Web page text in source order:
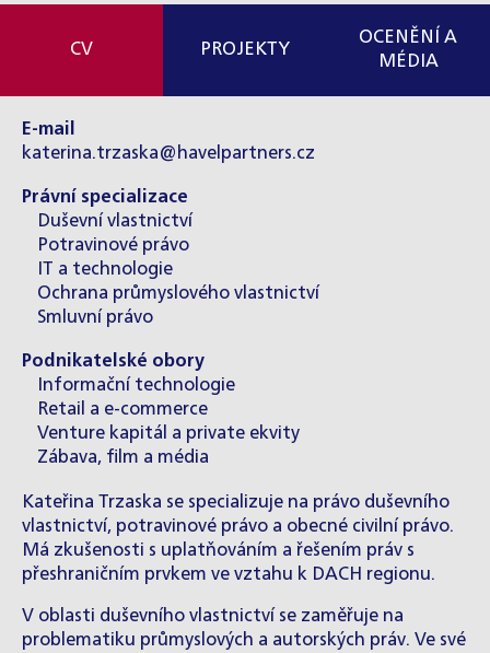
CV PROJEKTY
OCENĚNÍ A
MÉDIA
E-mail
katerina.trzaska@havelpartners.cz
Právní specializace
Duševní vlastnictví
Potravinové právo
IT a technologie
Ochrana průmyslového vlastnictví
Smluvní právo
Podnikatelské obory
Informační technologie
Retail a e-commerce
Venture kapitál a private ekvity
Zábava, film a média
Kateřina Trzaska se specializuje na právo duševního
vlastnictví, potravinové právo a obecné civilní právo.
Má zkušenosti s uplatňováním a řešením práv s
přeshraničním prvkem ve vztahu k DACH regionu.
V oblasti duševního vlastnictví se zaměřuje na
problematiku průmyslových a autorských práv. Ve své